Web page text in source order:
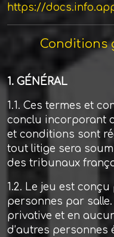
https://
Conditions
1. GÉNÉRAL
1.1. Ces termes et
conclu incorporant
et conditions sont
tout litige sera
des tribunaux
1.2. Le jeu est
personnes par
privative et en
d’autres personnes